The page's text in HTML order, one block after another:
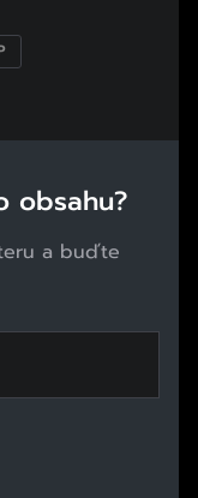
obsahu?
a buďte